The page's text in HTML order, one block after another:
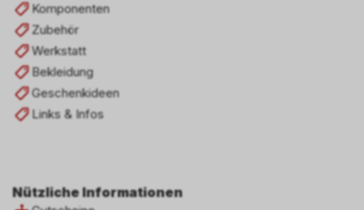
Komponenten
Zubehör
Werkstatt
Bekleidung
Geschenkideen
Links & Infos
Nützliche Informationen